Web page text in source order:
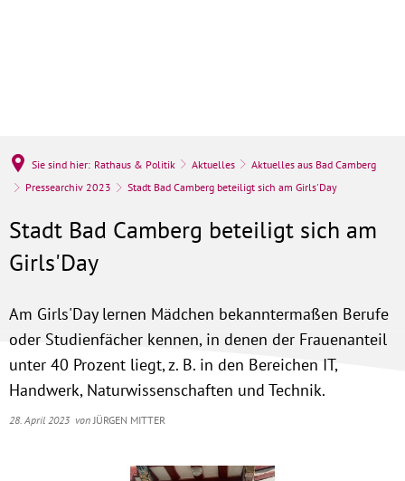
Sie sind hier: Rathaus & Politik Aktuelles
Aktuelles aus Bad Camberg
Pressearchiv 2023
Stadt Bad Camberg beteiligt sich am Girls'Day
Stadt Bad Camberg beteiligt sich am
Girls'Day
Am Girls'Day lernen Mädchen bekanntermaßen Berufe
oder Studienfächer kennen, in denen der Frauenanteil
unter 40 Prozent liegt, z. B. in den Bereichen IT,
Handwerk, Naturwissenschaften und Technik.
28. April 2023 vonJÜRGEN MITTER